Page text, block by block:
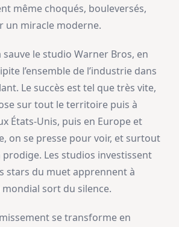
même choqués, bouleversés,
un miracle moderne.
sauve le studio Warner Bros, en
l’ensemble de l’industrie dans
Le succès est tel que très vite,
sur tout le territoire puis à
États-Unis, puis en Europe et
on se presse pour voir, et surtout
Les studios investissent
stars du muet apprennent à
mondial sort du silence.
se transforme en